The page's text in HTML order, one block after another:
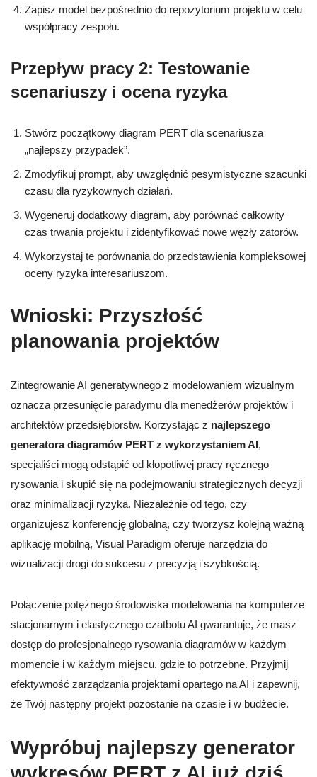
Zapisz model bezpośrednio do repozytorium projektu w celu
współpracy zespołu.
Przepływ pracy 2: Testowanie
scenariuszy i ocena ryzyka
Stwórz początkowy diagram PERT dla scenariusza
„najlepszy przypadek”.
Zmodyfikuj prompt, aby uwzględnić pesymistyczne szacunki
czasu dla ryzykownych działań.
Wygeneruj dodatkowy diagram, aby porównać całkowity
czas trwania projektu i zidentyfikować nowe węzły zatorów.
Wykorzystaj te porównania do przedstawienia kompleksowej
oceny ryzyka interesariuszom.
Wnioski: Przyszłość
planowania projektów
Zintegrowanie AI generatywnego z modelowaniem wizualnym
oznacza przesunięcie paradymu dla menedżerów projektów i
architektów przedsiębiorstw. Korzystając z najlepszego
generatora diagramów PERT z wykorzystaniem AI,
specjaliści mogą odstąpić od kłopotliwej pracy ręcznego
rysowania i skupić się na podejmowaniu strategicznych decyzji
oraz minimalizacji ryzyka. Niezależnie od tego, czy
organizujesz konferencję globalną, czy tworzysz kolejną ważną
aplikację mobilną, Visual Paradigm oferuje narzędzia do
wizualizacji drogi do sukcesu z precyzją i szybkością.
Połączenie potężnego środowiska modelowania na komputerze
stacjonarnym i elastycznego czatbotu AI gwarantuje, że masz
dostęp do profesjonalnego rysowania diagramów w każdym
momencie i w każdym miejscu, gdzie to potrzebne. Przyjmij
efektywność zarządzania projektami opartego na AI i zapewnij,
że Twój następny projekt pozostanie na czasie i w budżecie.
Wypróbuj najlepszy generator